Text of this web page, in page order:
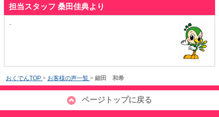
担当スタッフ 桑田佳典より
-
おくでんTOP > お客様の声一覧 > 細田 和希
ページトップに戻る